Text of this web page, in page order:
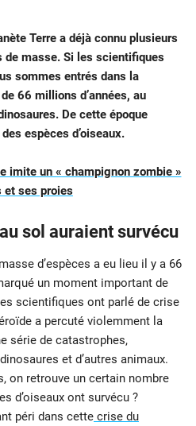
Terre a déjà connu plusieurs
masse. Si les scientifiques
sommes entrés dans la
66 millions d’années, au
De cette époque
espèces d’oiseaux.
imite un « champignon zombie »
et ses proies
sol auraient survécu
d’espèces a eu lieu il y a 66
un moment important de
scientifiques ont parlé de crise
a percuté violemment la
série de catastrophes,
et d’autres animaux.
on retrouve un certain nombre
d’oiseaux ont survécu ?
péri dans cette crise du